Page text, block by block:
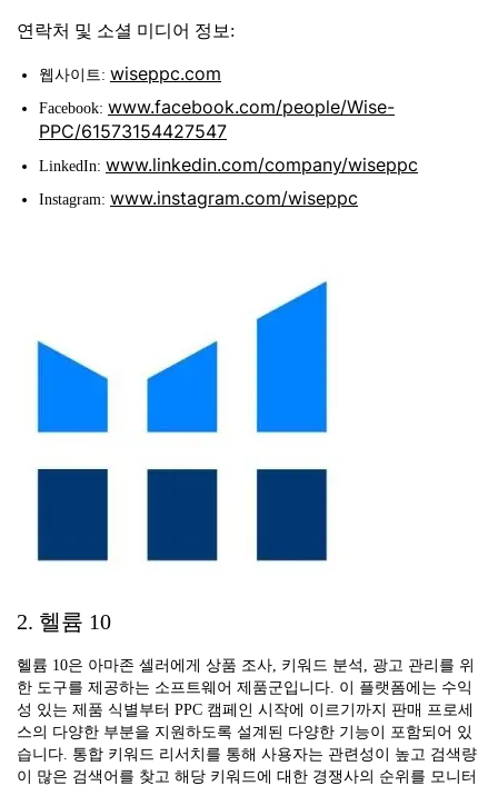
연락처 및 소셜 미디어 정보:
웹사이트: wiseppc.com
Facebook: www.facebook.com/people/Wise-
PPC/61573154427547
LinkedIn: www.linkedin.com/company/wiseppc
Instagram: www.instagram.com/wiseppc
2. 헬륨 10
헬륨 10은 아마존 셀러에게 상품 조사, 키워드 분석, 광고 관리를 위
한 도구를 제공하는 소프트웨어 제품군입니다. 이 플랫폼에는 수익
성 있는 제품 식별부터 PPC 캠페인 시작에 이르기까지 판매 프로세
스의 다양한 부분을 지원하도록 설계된 다양한 기능이 포함되어 있
습니다. 통합 키워드 리서치를 통해 사용자는 관련성이 높고 검색량
이 많은 검색어를 찾고 해당 키워드에 대한 경쟁사의 순위를 모니터